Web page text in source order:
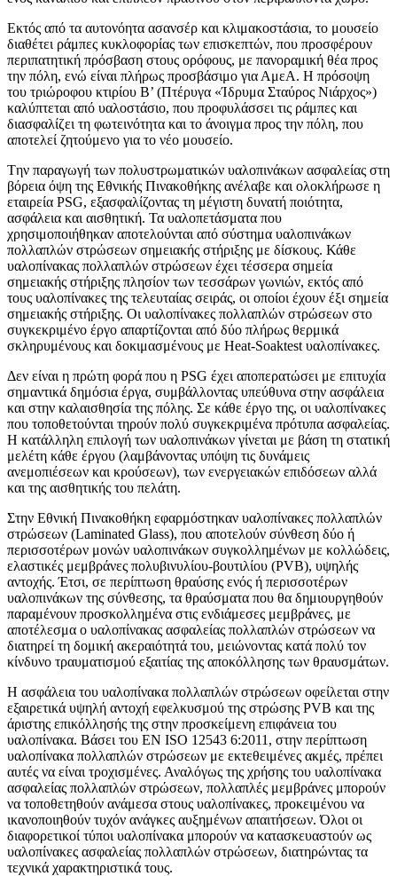
Εκτός από τα αυτονόητα ασανσέρ και κλιμακοστάσια, το μουσείο
διαθέτει ράμπες κυκλοφορίας των επισκεπτών, που προσφέρουν
περιπατητική πρόσβαση στους ορόφους, με πανοραμική θέα προς
την πόλη, ενώ είναι πλήρως προσβάσιμο για ΑμεΑ. Η πρόσοψη
του τριώροφου κτιρίου Β’ (Πτέρυγα «Ίδρυμα Σταύρος Νιάρχος»)
καλύπτεται από υαλοστάσιο, που προφυλάσσει τις ράμπες και
διασφαλίζει τη φωτεινότητα και το άνοιγμα προς την πόλη, που
αποτελεί ζητούμενο για το νέο μουσείο.
Tην παραγωγή των πολυστρωματικών υαλοπινάκων ασφαλείας στη
βόρεια όψη της Εθνικής Πινακοθήκης ανέλαβε και ολοκλήρωσε η
εταιρεία PSG, εξασφαλίζοντας τη μέγιστη δυνατή ποιότητα,
ασφάλεια και αισθητική. Τα υαλοπετάσματα που
χρησιμοποιήθηκαν αποτελούνται από σύστημα υαλοπινάκων
πολλαπλών στρώσεων σημειακής στήριξης με δίσκους. Κάθε
υαλοπίνακας πολλαπλών στρώσεων έχει τέσσερα σημεία
σημειακής στήριξης πλησίον των τεσσάρων γωνιών, εκτός από
τους υαλοπίνακες της τελευταίας σειράς, οι οποίοι έχουν έξι σημεία
σημειακής στήριξης. Οι υαλοπίνακες πολλαπλών στρώσεων στο
συγκεκριμένο έργο απαρτίζονται από δύο πλήρως θερμικά
σκληρυμένους και δοκιμασμένους με Heat-Soaktest υαλοπίνακες.
Δεν είναι η πρώτη φορά που η PSG έχει αποπερατώσει με επιτυχία
σημαντικά δημόσια έργα, συμβάλλοντας υπεύθυνα στην ασφάλεια
και στην καλαισθησία της πόλης. Σε κάθε έργο της, οι υαλοπίνακες
που τοποθετούνται τηρούν πολύ συγκεκριμένα πρότυπα ασφαλείας.
Η κατάλληλη επιλογή των υαλοπινάκων γίνεται με βάση τη στατική
μελέτη κάθε έργου (λαμβάνοντας υπόψη τις δυνάμεις
ανεμοπιέσεων και κρούσεων), των ενεργειακών επιδόσεων αλλά
και της αισθητικής του πελάτη.
Στην Εθνική Πινακοθήκη εφαρμόστηκαν υαλοπίνακες πολλαπλών
στρώσεων (Laminated Glass), που αποτελούν σύνθεση δύο ή
περισσοτέρων μονών υαλοπινάκων συγκολλημένων με κολλώδεις,
ελαστικές μεμβράνες πολυβινυλίου-βουτιλίου (PVB), υψηλής
αντοχής. Έτσι, σε περίπτωση θραύσης ενός ή περισσοτέρων
υαλοπινάκων της σύνθεσης, τα θραύσματα που θα δημιουργηθούν
παραμένουν προσκολλημένα στις ενδιάμεσες μεμβράνες, με
αποτέλεσμα ο υαλοπίνακας ασφαλείας πολλαπλών στρώσεων να
διατηρεί τη δομική ακεραιότητά του, μειώνοντας κατά πολύ τον
κίνδυνο τραυματισμού εξαιτίας της αποκόλλησης των θραυσμάτων.
Η ασφάλεια του υαλοπίνακα πολλαπλών στρώσεων οφείλεται στην
εξαιρετικά υψηλή αντοχή εφελκυσμού της στρώσης PVB και της
άριστης επικόλλησής της στην προσκείμενη επιφάνεια του
υαλοπίνακα. Βάσει του ΕΝ ISO 12543 6:2011, στην περίπτωση
υαλοπίνακα πολλαπλών στρώσεων με εκτεθειμένες ακμές, πρέπει
αυτές να είναι τροχισμένες. Αναλόγως της χρήσης του υαλοπίνακα
ασφαλείας πολλαπλών στρώσεων, πολλαπλές μεμβράνες μπορούν
να τοποθετηθούν ανάμεσα στους υαλοπίνακες, προκειμένου να
ικανοποιηθούν τυχόν ανάγκες αυξημένων απαιτήσεων. Όλοι οι
διαφορετικοί τύποι υαλοπίνακα μπορούν να κατασκευαστούν ως
υαλοπίνακες ασφαλείας πολλαπλών στρώσεων, διατηρώντας τα
τεχνικά χαρακτηριστικά τους.